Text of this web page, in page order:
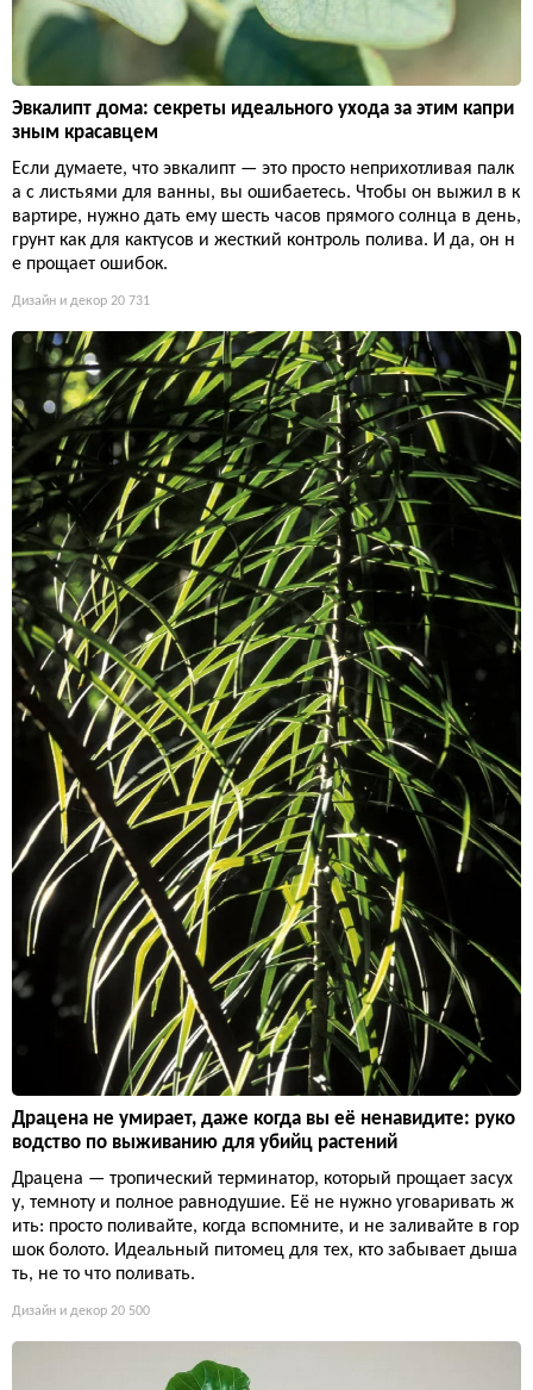
Эвкалипт дома: секреты идеального ухода за этим капри
зным красавцем
Если думаете, что эвкалипт — это просто неприхотливая палк
а с листьями для ванны, вы ошибаетесь. Чтобы он выжил в к
вартире, нужно дать ему шесть часов прямого солнца в день,
грунт как для кактусов и жесткий контроль полива. И да, он н
е прощает ошибок.
Дизайн и декор 20 731
Драцена не умирает, даже когда вы её ненавидите: руко
водство по выживанию для убийц растений
Драцена — тропический терминатор, который прощает засух
у, темноту и полное равнодушие. Её не нужно уговаривать ж
ить: просто поливайте, когда вспомните, и не заливайте в гор
шок болото. Идеальный питомец для тех, кто забывает дыша
ть, не то что поливать.
Дизайн и декор 20 500